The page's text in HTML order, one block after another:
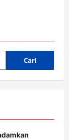
Cari